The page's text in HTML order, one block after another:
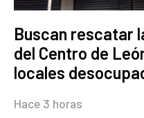
Buscan rescatar
del Centro de
locales
Hace 3 horas